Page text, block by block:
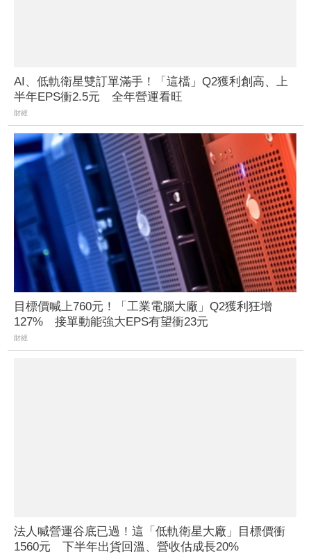
AI、低軌衛星雙訂單滿手！「這檔」Q2獲利創高、上
半年EPS衝2.5元 全年營運看旺
財經
目標價喊上760元！「工業電腦大廠」Q2獲利狂增
127% 接單動能強大EPS有望衝23元
財經
法人喊營運谷底已過！這「低軌衛星大廠」目標價衝
1560元 下半年出貨回溫、營收估成長20%